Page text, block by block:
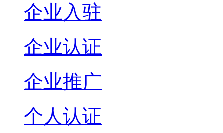
企业入驻
企业认证
企业推广
个人认证